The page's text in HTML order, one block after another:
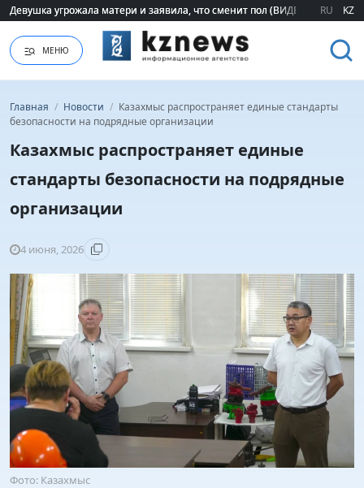
Девушка угрожала матери и заявила, что сменит пол (ВИДЕО)
Девушка угрожала матери и заявила, что сменит пол (ВИДЕО) RU KZ
МЕНЮ
Главная / Новости / Казахмыс распространяет единые стандарты
безопасности на подрядные организации
Казахмыс распространяет единые
стандарты безопасности на подрядные
организации
4 июня, 2026
Фото: Казахмыс